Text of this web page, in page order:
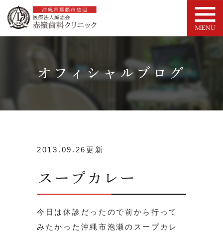
オフィシャルブログ
2013.09.26更新
スープカレー
今日は休診だったので前から行って
みたかった沖縄市泡瀬のスープカレ